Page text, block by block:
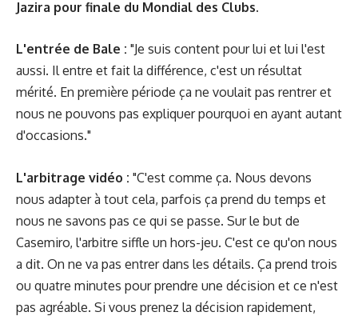
Jazira pour finale du Mondial des Clubs.
L'entrée de Bale : "Je suis content pour lui et lui l'est
aussi. Il entre et fait la différence, c'est un résultat
mérité. En première période ça ne voulait pas rentrer et
nous ne pouvons pas expliquer pourquoi en ayant autant
d'occasions."
L'arbitrage vidéo : "C'est comme ça. Nous devons
nous adapter à tout cela, parfois ça prend du temps et
nous ne savons pas ce qui se passe. Sur le but de
Casemiro, l'arbitre siffle un hors-jeu. C'est ce qu'on nous
a dit. On ne va pas entrer dans les détails. Ça prend trois
ou quatre minutes pour prendre une décision et ce n'est
pas agréable. Si vous prenez la décision rapidement,